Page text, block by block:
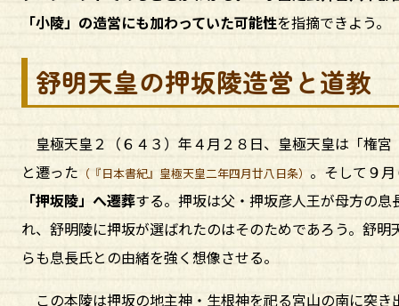
「小陵」の造営にも加わっていた可能性を指摘できよう。
舒明天皇の押坂陵造営と道教
皇極天皇２（６４３）年４月２８日、皇極天皇は「権宮
と遷った （『日本書紀』皇極天皇二年四月廿八日条） 。そして９
「押坂陵」へ遷葬する。押坂は父・押坂彦人王が母方の
れ、舒明陵に押坂が選ばれたのはそのためであろう。舒
らも息長氏との由緒を強く想像させる。
この本陵は押坂の地主神・生根神を祀る宮山の南に突